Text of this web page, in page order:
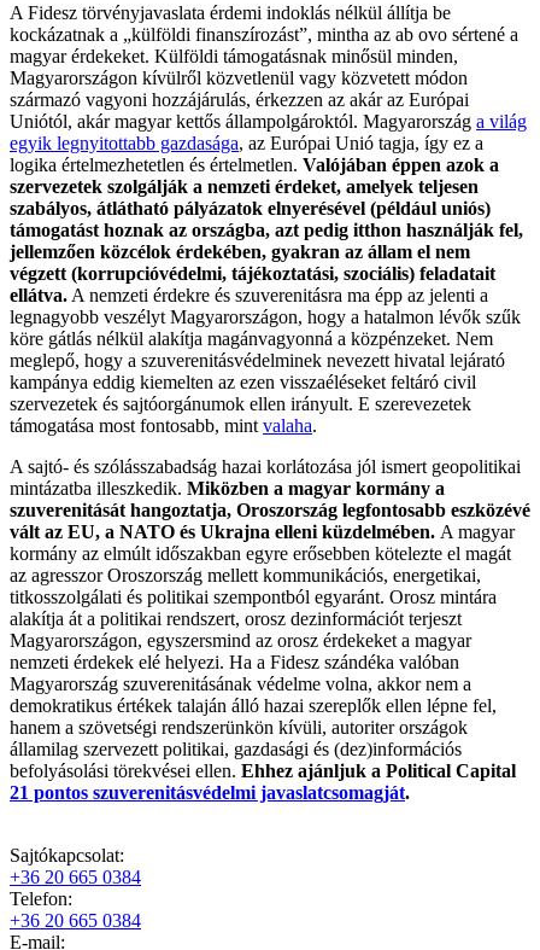
A Fidesz törvényjavaslata érdemi indoklás nélkül állítja be
kockázatnak a „külföldi finanszírozást”, mintha az ab ovo sértené a
magyar érdekeket. Külföldi támogatásnak minősül minden,
Magyarországon kívülről közvetlenül vagy közvetett módon
származó vagyoni hozzájárulás, érkezzen az akár az Európai
Uniótól, akár magyar kettős állampolgároktól. Magyarország a világ
egyik legnyitottabb gazdasága, az Európai Unió tagja, így ez a
logika értelmezhetetlen és értelmetlen. Valójában éppen azok a
szervezetek szolgálják a nemzeti érdeket, amelyek teljesen
szabályos, átlátható pályázatok elnyerésével (például uniós)
támogatást hoznak az országba, azt pedig itthon használják fel,
jellemzően közcélok érdekében, gyakran az állam el nem
végzett (korrupcióvédelmi, tájékoztatási, szociális) feladatait
ellátva. A nemzeti érdekre és szuverenitásra ma épp az jelenti a
legnagyobb veszélyt Magyarországon, hogy a hatalmon lévők szűk
köre gátlás nélkül alakítja magánvagyonná a közpénzeket. Nem
meglepő, hogy a szuverenitásvédelminek nevezett hivatal lejárató
kampánya eddig kiemelten az ezen visszaéléseket feltáró civil
szervezetek és sajtóorgánumok ellen irányult. E szerevezetek
támogatása most fontosabb, mint valaha.
A sajtó- és szólásszabadság hazai korlátozása jól ismert geopolitikai
mintázatba illeszkedik. Miközben a magyar kormány a
szuverenitását hangoztatja, Oroszország legfontosabb eszközévé
vált az EU, a NATO és Ukrajna elleni küzdelmében. A magyar
kormány az elmúlt időszakban egyre erősebben kötelezte el magát
az agresszor Oroszország mellett kommunikációs, energetikai,
titkosszolgálati és politikai szempontból egyaránt. Orosz mintára
alakítja át a politikai rendszert, orosz dezinformációt terjeszt
Magyarországon, egyszersmind az orosz érdekeket a magyar
nemzeti érdekek elé helyezi. Ha a Fidesz szándéka valóban
Magyarország szuverenitásának védelme volna, akkor nem a
demokratikus értékek talaján álló hazai szereplők ellen lépne fel,
hanem a szövetségi rendszerünkön kívüli, autoriter országok
államilag szervezett politikai, gazdasági és (dez)információs
befolyásolási törekvései ellen. Ehhez ajánljuk a Political Capital
21 pontos szuverenitásvédelmi javaslatcsomagját.
Sajtókapcsolat:
+36 20 665 0384
Telefon:
+36 20 665 0384
E-mail: